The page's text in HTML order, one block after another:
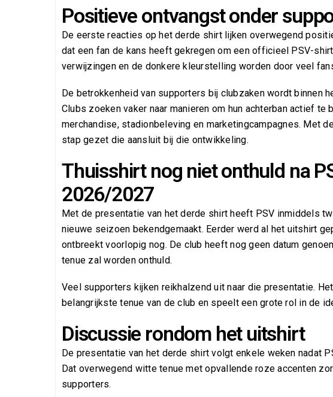
Positieve ontvangst onder
De eerste reacties op het derde shirt lijken overwegend
dat een fan de kans heeft gekregen om een officieel PSV-
verwijzingen en de donkere kleurstelling worden door veel
De betrokkenheid van supporters bij clubzaken wordt binnen
Clubs zoeken vaker naar manieren om hun achterban actief
merchandise, stadionbeleving en marketingcampagnes. Met
stap gezet die aansluit bij die ontwikkeling.
Thuisshirt nog niet onthuld na
2026/2027
Met de presentatie van het derde shirt heeft PSV inmiddels
nieuwe seizoen bekendgemaakt. Eerder werd al het uitshirt
ontbreekt voorlopig nog. De club heeft nog geen datum
tenue zal worden onthuld.
Veel supporters kijken reikhalzend uit naar die presentatie.
belangrijkste tenue van de club en speelt een grote rol in de
Discussie rondom het uitshirt
De presentatie van het derde shirt volgt enkele weken nadat
Dat overwegend witte tenue met opvallende roze accenten
supporters.